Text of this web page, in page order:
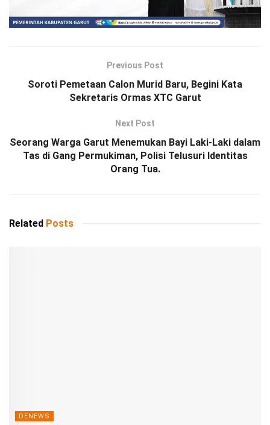
Previous Post
Soroti Pemetaan Calon Murid Baru, Begini Kata
Sekretaris Ormas XTC Garut
Next Post
Seorang Warga Garut Menemukan Bayi Laki-Laki dalam
Tas di Gang Permukiman, Polisi Telusuri Identitas
Orang Tua.
Related Posts
DENEWS